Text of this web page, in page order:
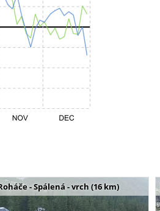
- Spálená - vrch (16 km)